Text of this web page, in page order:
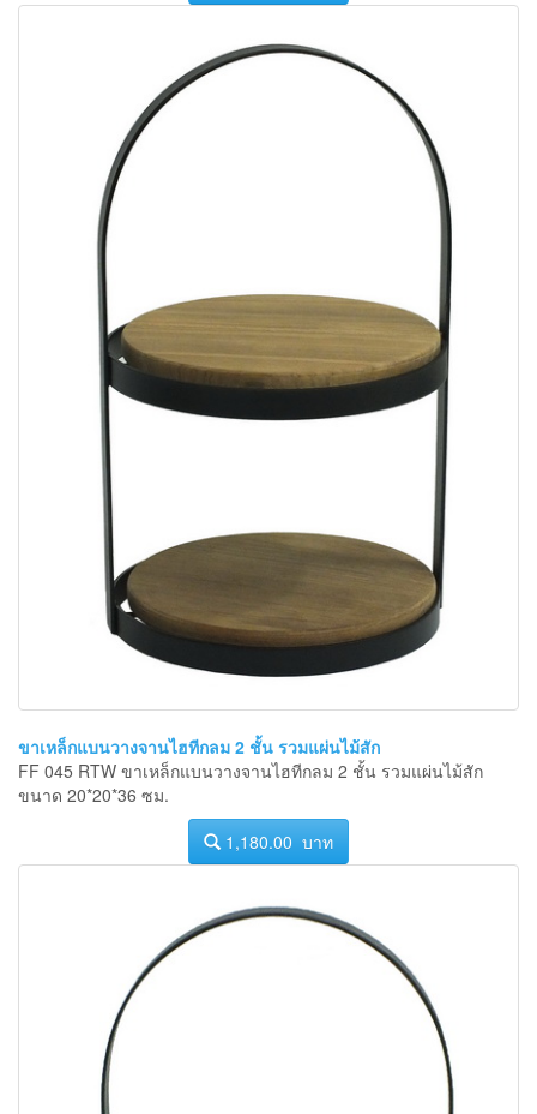
ขาเหล็กแบนวางจานไฮทีกลม 2 ชั้น รวมแผ่นไม้สัก
FF 045 RTW ขาเหล็กแบนวางจานไฮทีกลม 2 ชั้น รวมแผ่นไม้สัก
ขนาด 20*20*36 ซม.
1,180.00 บาท